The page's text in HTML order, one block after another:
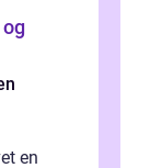
en